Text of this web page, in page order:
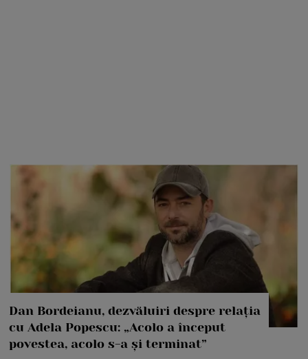
Dan Bordeianu, dezvăluiri despre relația
cu Adela Popescu: „Acolo a început
povestea, acolo s-a și terminat”